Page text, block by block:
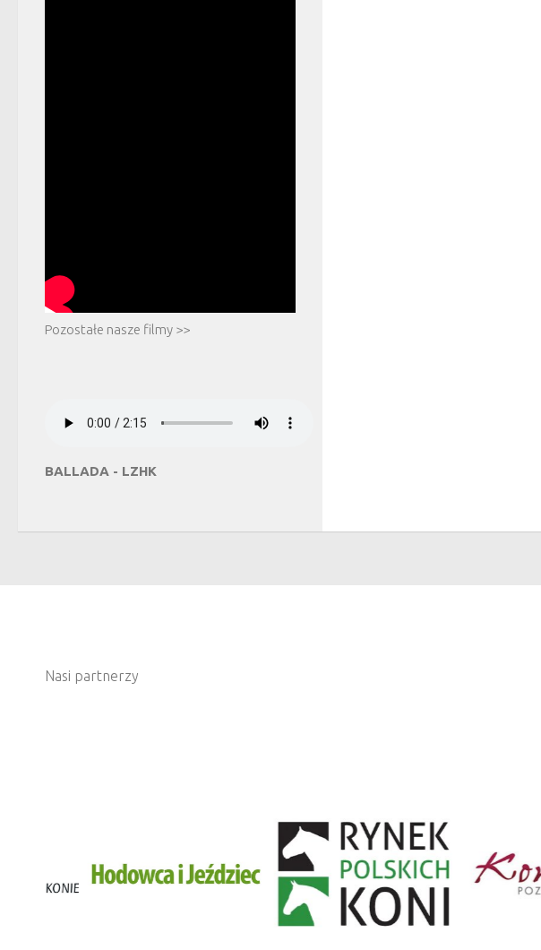
Pozostałe nasze filmy >>
BALLADA - LZHK
Nasi partnerzy